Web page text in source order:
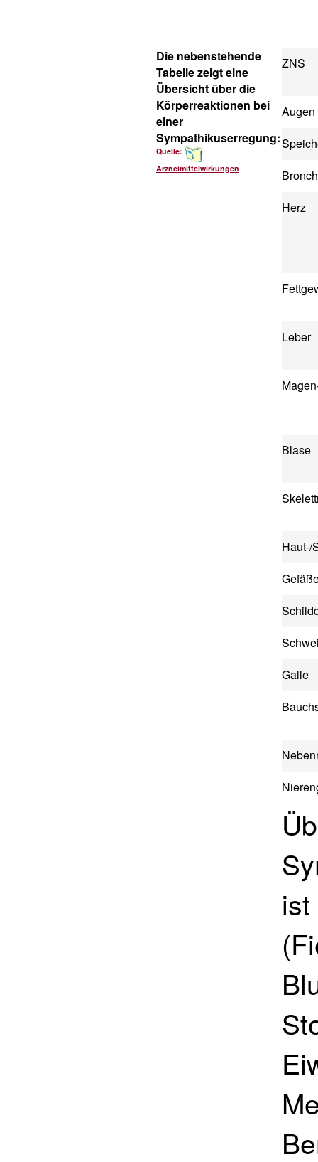
Die nebenstehende
Tabelle zeigt eine
Übersicht über die
Körperreaktionen bei
einer
Sympathikuserregung:
Quelle:
Arzneimittelwirkungen
ZNS
Augen
Herz
Leber
Blase
Haut-/
Galle